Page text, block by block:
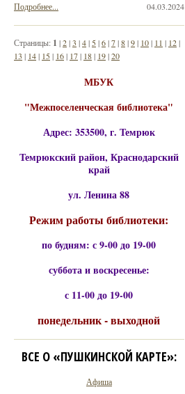
04.03.2024
Подробнее...
Страницы: 1 |2|3 |4| 5|6|7|8|9| 10| 11 | 12|
13 | 14| 15| 16| 17| 18| 19|20
МБУК
"Межпоселенческая библиотека"
Адрес: 353500, г. Темрюк
Темрюкский район, Краснодарский
край
ул. Ленина 88
Режим работы библиотеки:
по будням: с 9-00 до 19-00
суббота и воскресенье:
с 11-00 до 19-00
понедельник - выходной
ВСЕ О «ПУШКИНСКОЙ КАРТЕ»:
Афиша